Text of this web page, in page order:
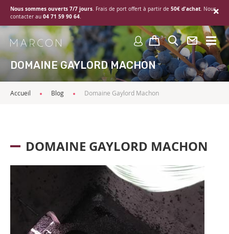
Nous sommes ouverts 7/7 jours. Frais de port offert à partir de 50€ d'achat. Nous
contacter au 04 71 59 90 64.
DOMAINE GAYLORD MACHON
Accueil Blog Domaine Gaylord Machon
DOMAINE GAYLORD MACHON